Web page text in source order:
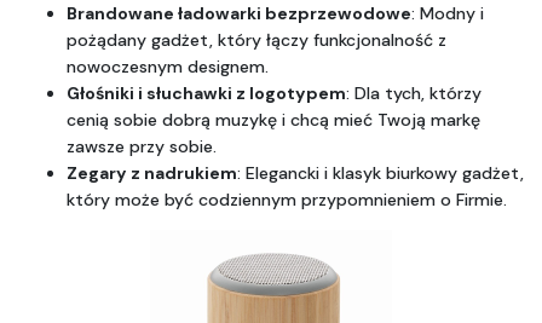
Brandowane ładowarki bezprzewodowe: Modny i
pożądany gadżet, który łączy funkcjonalność z
nowoczesnym designem.
Głośniki i słuchawki z logotypem: Dla tych, którzy
cenią sobie dobrą muzykę i chcą mieć Twoją markę
zawsze przy sobie.
Zegary z nadrukiem: Elegancki i klasyk biurkowy gadżet,
który może być codziennym przypomnieniem o Firmie.